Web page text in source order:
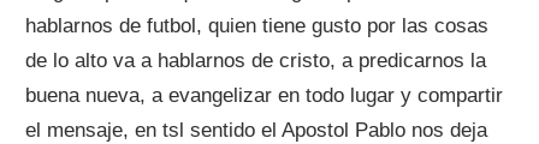
hablarnos de futbol, quien tiene gusto por las cosas
de lo alto va a hablarnos de cristo, a predicarnos la
buena nueva, a evangelizar en todo lugar y compartir
el mensaje, en tsl sentido el Apostol Pablo nos deja